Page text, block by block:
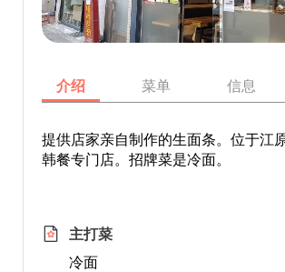
介绍 菜单 信息
提供店家亲自制作的生面条。位于江
韩餐专门店。招牌菜是冷面。
主打菜
冷面